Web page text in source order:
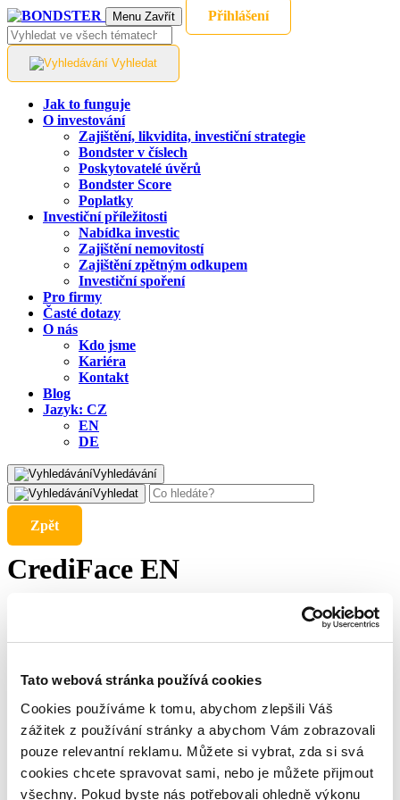
Tato webová stránka používá cookies
Cookies používáme k tomu, abychom zlepšili Váš
zážitek z používání stránky a abychom Vám zobrazovali
pouze relevantní reklamu. Můžete si vybrat, zda si svá
cookies chcete spravovat sami, nebo je můžete přijmout
všechny. Pokud byste nás potřebovali ohledně výkonu
Menu Zavřít Přihlášení
Vyhledat
Jak to funguje
O investování
Zajištění, likvidita, investiční strategie
Bondster v číslech
Poskytovatelé úvěrů
Bondster Score
Poplatky
Investiční příležitosti
Nabídka investic
Zajištění nemovitostí
Zajištění zpětným odkupem
Investiční spoření
Pro firmy
Časté dotazy
O nás
Kdo jsme
Kariéra
Kontakt
Blog
Jazyk: CZ
EN
DE
Vyhledávání
Vyhledat
Zpět
CrediFace EN
5. 11. 2025
We are currently waiting for an official statement from the
regulator. We are urging this response through the Czech
Embassy. Together with our legal counsel, we are considering
the next steps. We will keep you informed of further
developments.